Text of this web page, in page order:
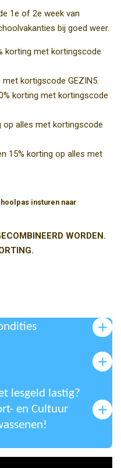
1e of 2e week van
bij goed weer.
korting met kortingscode
kortigscode GEZIN5.
korting met kortingscode
op alles met kortingscode
15% korting op alles met
insturen naar
WORDEN.
lesgeld lastig?
en Cultuur